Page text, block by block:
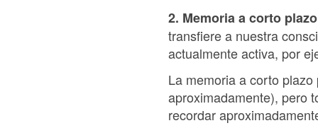
2. Memoria a corto
transfiere a nuestra
actualmente activa, por
La memoria a corto
aproximadamente), pero
recordar